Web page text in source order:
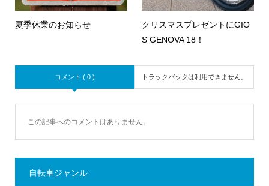
夏季休業のお知らせ
クリスマスプレゼントにGIO
S GENOVA 18！
コメント ( 0 ) トラックバックは利用できません。
この記事へのコメントはありません。
自転車ジャンル